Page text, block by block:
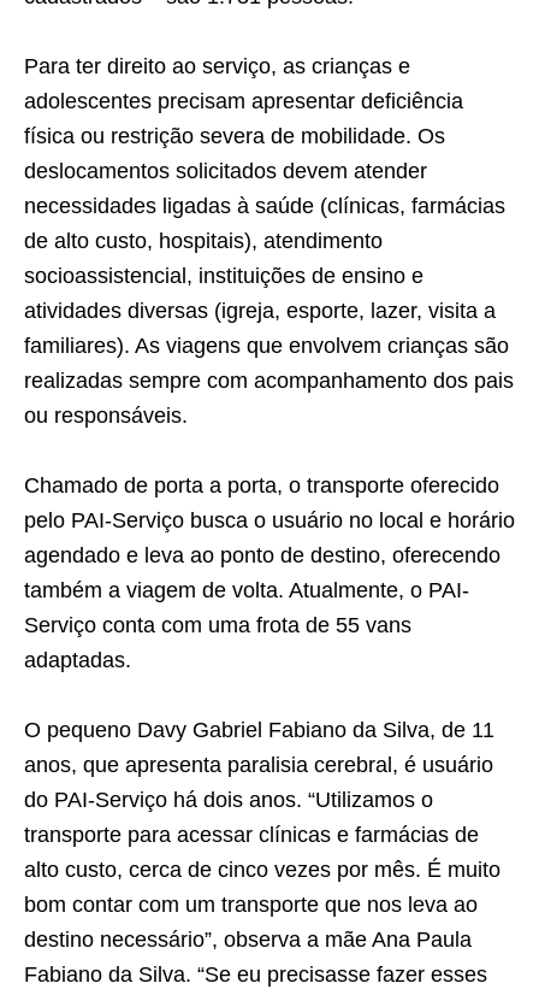
Para ter direito ao serviço, as crianças e
adolescentes precisam apresentar deficiência
física ou restrição severa de mobilidade. Os
deslocamentos solicitados devem atender
necessidades ligadas à saúde (clínicas, farmácias
de alto custo, hospitais), atendimento
socioassistencial, instituições de ensino e
atividades diversas (igreja, esporte, lazer, visita a
familiares). As viagens que envolvem crianças são
realizadas sempre com acompanhamento dos pais
ou responsáveis.
Chamado de porta a porta, o transporte oferecido
pelo PAI-Serviço busca o usuário no local e horário
agendado e leva ao ponto de destino, oferecendo
também a viagem de volta. Atualmente, o PAI-
Serviço conta com uma frota de 55 vans
adaptadas.
O pequeno Davy Gabriel Fabiano da Silva, de 11
anos, que apresenta paralisia cerebral, é usuário
do PAI-Serviço há dois anos. “Utilizamos o
transporte para acessar clínicas e farmácias de
alto custo, cerca de cinco vezes por mês. É muito
bom contar com um transporte que nos leva ao
destino necessário”, observa a mãe Ana Paula
Fabiano da Silva. “Se eu precisasse fazer esses